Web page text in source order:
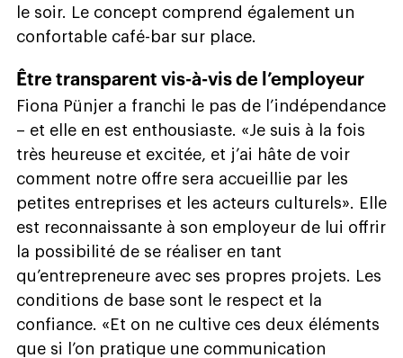
le soir. Le concept comprend également un
confortable café-bar sur place.
Être transparent vis-à-vis de l’employeur
Fiona Pünjer a franchi le pas de l’indépendance
– et elle en est enthousiaste. «Je suis à la fois
très heureuse et excitée, et j’ai hâte de voir
comment notre offre sera accueillie par les
petites entreprises et les acteurs culturels». Elle
est reconnaissante à son employeur de lui offrir
la possibilité de se réaliser en tant
qu’entrepreneure avec ses propres projets. Les
conditions de base sont le respect et la
confiance. «Et on ne cultive ces deux éléments
que si l’on pratique une communication